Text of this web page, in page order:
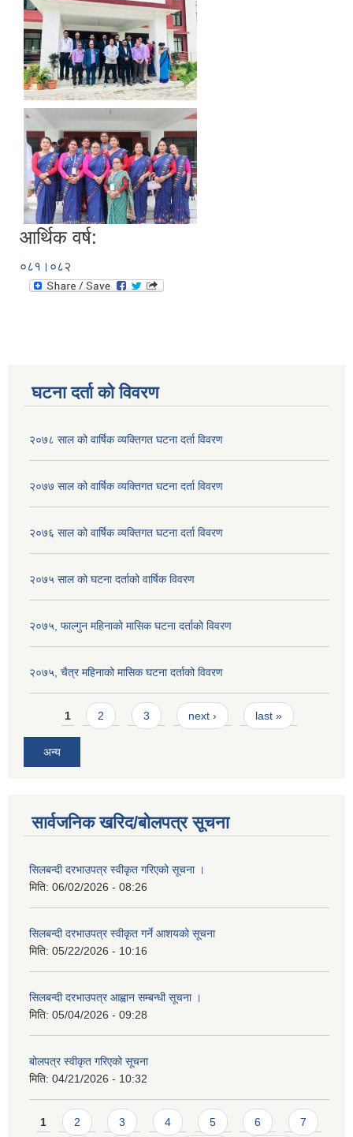
आर्थिक वर्ष:
०८१।०८२
घटना दर्ता को विवरण
२०७८ साल को वार्षिक व्यक्तिगत घटना दर्ता विवरण
२०७७ साल को वार्षिक व्यक्तिगत घटना दर्ता विवरण
२०७६ साल को वार्षिक व्यक्तिगत घटना दर्ता विवरण
२०७५ साल को घटना दर्ताको वार्षिक विवरण
२०७५, फाल्गुन महिनाको मासिक घटना दर्ताको विवरण
२०७५, चैत्र महिनाको मासिक घटना दर्ताको विवरण
Pages
1 2 3 next › last »
अन्य
सार्वजनिक खरिद/बोलपत्र सूचना
सिलबन्दी दरभाउपत्र स्वीकृत गरिएको सूचना ।
मिति: 06/02/2026 - 08:26
सिलबन्दी दरभाउपत्र स्वीकृत गर्ने आशयको सूचना
मिति: 05/22/2026 - 10:16
सिलबन्दी दरभाउपत्र आह्वान सम्बन्धी सूचना ।
मिति: 05/04/2026 - 09:28
बोलपत्र स्वीकृत गरिएको सूचना
मिति: 04/21/2026 - 10:32
Pages
1 2 3 4 5 6 7